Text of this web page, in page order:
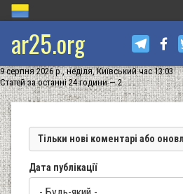
ar25.org
9 серпня 2026 р., неділя, Київський час 13:03
Статей за останні 24 години — 2
Тільки нові коментарі або
Дата публікації